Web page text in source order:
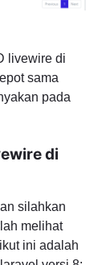
livewire di
sama
pada
di
silahkan
melihat
ini adalah